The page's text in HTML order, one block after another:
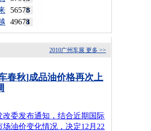
56578
49678
更多 >>
2010广州车展
春秋]成品油价格再次上
改委发布通知，结合近期国际
场油价变化情况，决定12月22